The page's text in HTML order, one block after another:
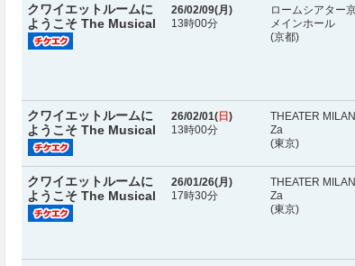
クワイエットルームに
ようこそ The Musical
26/02/09(月 )
13時00分
ロームシアター
メインホール
(京都)
クワイエットルームに
ようこそ The Musical
26/02/01( 日 )
13時00分
THEATER
Za
(東京)
クワイエットルームに
ようこそ The Musical
26/01/26(月 )
17時30分
THEATER
Za
(東京)